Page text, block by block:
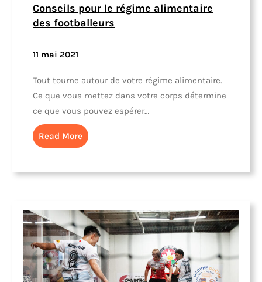
Conseils pour le régime alimentaire
des footballeurs
11 mai 2021
Tout tourne autour de votre régime alimentaire.
Ce que vous mettez dans votre corps détermine
ce que vous pouvez espérer…
Read More